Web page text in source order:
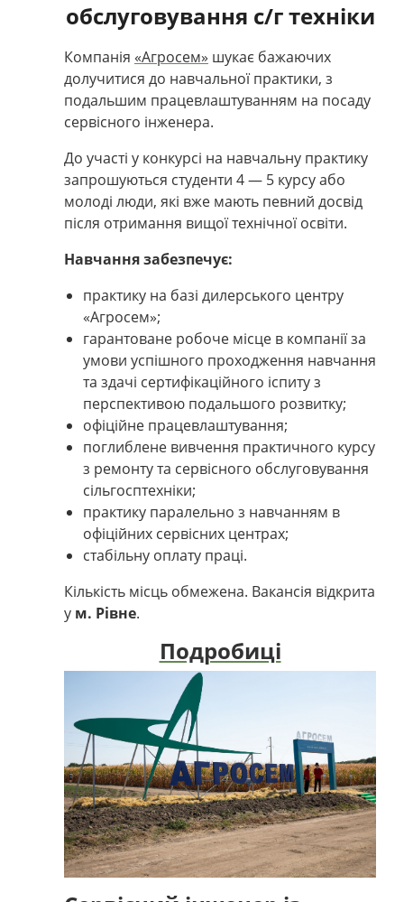
обслуговування с/г техніки
Компанія «Агросем» шукає бажаючих
долучитися до навчальної практики, з
подальшим працевлаштуванням на посаду
сервісного інженера.
До участі у конкурсі на навчальну практику
запрошуються студенти 4 — 5 курсу або
молоді люди, які вже мають певний досвід
після отримання вищої технічної освіти.
Навчання забезпечує:
практику на базі дилерського центру
«Агросем»;
гарантоване робоче місце в компанії за
умови успішного проходження навчання
та здачі сертифікаційного іспиту з
перспективою подальшого розвитку;
офіційне працевлаштування;
поглиблене вивчення практичного курсу
з ремонту та сервісного обслуговування
сільгосптехніки;
практику паралельно з навчанням в
офіційних сервісних центрах;
стабільну оплату праці.
Кількість місць обмежена. Вакансія відкрита
у м. Рівне.
Подробиці